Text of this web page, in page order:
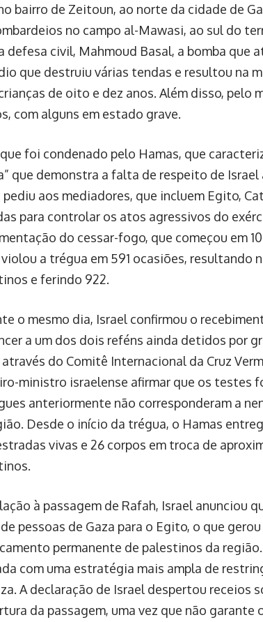
bairro de Zeitoun, ao norte da cidade de
no campo al-Mawasi, ao sul do
defesa civil, Mahmoud Basal, a bomba que
que destruiu várias tendas e resultou na
de oito e dez anos. Além disso, pelo
com alguns em estado grave.
foi condenado pelo Hamas, que
que demonstra a falta de respeito de
pediu aos mediadores, que incluem Egito,
para controlar os atos agressivos do
do cessar-fogo, que começou em
a trégua em 591 ocasiões, resultando
e ferindo 922.
o mesmo dia, Israel confirmou o
a um dos dois reféns ainda detidos por
através do Comitê Internacional da Cruz
ministro israelense afirmar que os testes
anteriormente não corresponderam a
Desde o início da trégua, o Hamas
vivas e 26 corpos em troca de
à passagem de Rafah, Israel anunciou
pessoas de Gaza para o Egito, o que
permanente de palestinos da
com uma estratégia mais ampla de
A declaração de Israel despertou receios
da passagem, uma vez que não garante